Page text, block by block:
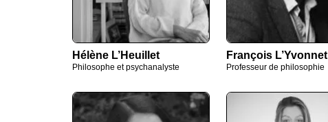
Hélène L’Heuillet
Philosophe et psychanalyste
François L’Yvonnet
Professeur de philosophie